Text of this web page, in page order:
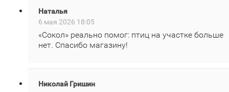
Наталья
6 мая 2026 18:05
«Сокол» реально помог: птиц на участке больше
нет. Спасибо магазину!
Николай Гришин